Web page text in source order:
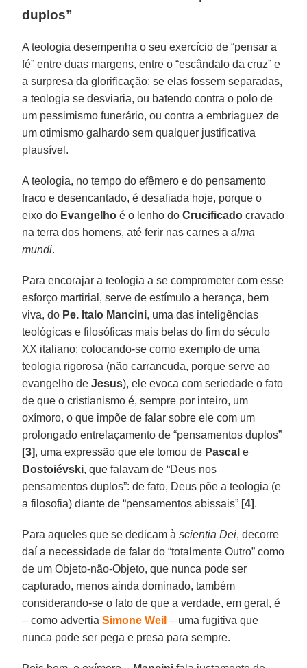
duplos”
A teologia desempenha o seu exercício de “pensar a
fé” entre duas margens, entre o “escândalo da cruz” e
a surpresa da glorificação: se elas fossem separadas,
a teologia se desviaria, ou batendo contra o polo de
um pessimismo funerário, ou contra a embriaguez de
um otimismo galhardo sem qualquer justificativa
plausível.
A teologia, no tempo do efêmero e do pensamento
fraco e desencantado, é desafiada hoje, porque o
eixo do Evangelho é o lenho doCrucificado cravado
na terra dos homens, até ferir nas carnes aalma
mundi.
Para encorajar a teologia a se comprometer com esse
esforço martirial, serve de estímulo a herança, bem
viva, do Pe. Italo Mancini, uma das inteligências
teológicas e filosóficas mais belas do fim do século
XX italiano: colocando-se como exemplo de uma
teologia rigorosa (não carrancuda, porque serve ao
evangelho deJesus), ele evoca com seriedade o fato
de que o cristianismo é, sempre por inteiro, um
oxímoro, o que impõe de falar sobre ele com um
prolongado entrelaçamento de “pensamentos duplos”
[3], uma expressão que ele tomou de Pascal e
Dostoiévski, que falavam de “Deus nos
pensamentos duplos”: de fato, Deus põe a teologia (e
a filosofia) diante de “pensamentos abissais” [4].
Para aqueles que se dedicam àscientia Dei, decorre
daí a necessidade de falar do “totalmente Outro” como
de um Objeto-não-Objeto, que nunca pode ser
capturado, menos ainda dominado, também
considerando-se o fato de que a verdade, em geral, é
– como advertiaSimone Weil – uma fugitiva que
nunca pode ser pega e presa para sempre.